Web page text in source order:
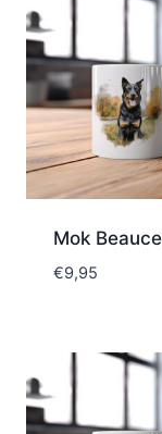
Mok
€9,95